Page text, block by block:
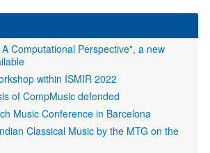
Computational Perspective", a new
within ISMIR 2022
of CompMusic defended
Music Conference in Barcelona
Classical Music by the MTG on the